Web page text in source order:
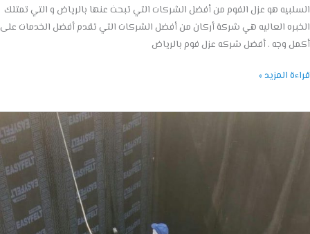
هو عزل الفوم من أفضل الشركات التي تبحث عنها بالرياض و التي تمتلك
العاليه هي شركة أركان من أفضل الشركات التي تقدم أفضل الخدمات على
وجه . أفضل شركه عزل فوم بالرياض
المزيد »